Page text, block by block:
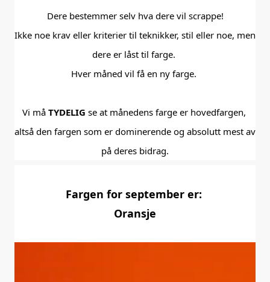
Dere bestemmer selv hva dere vil scrappe!
Ikke noe krav eller kriterier til teknikker, stil eller noe, men
dere er låst til farge.
Hver måned vil få en ny farge.
Vi må TYDELIG se at månedens farge er hovedfargen,
altså den fargen som er dominerende og absolutt mest av
på deres bidrag.
Fargen for september er:
Oransje